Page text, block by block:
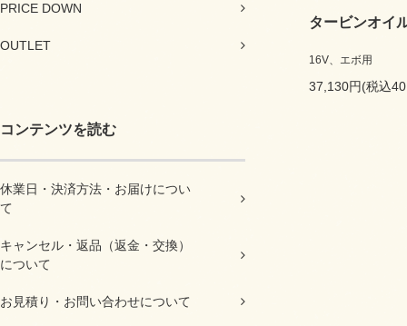
PRICE DOWN
OUTLET
コンテンツを読む
休業日・決済方法・お届けについ
て
キャンセル・返品（返金・交換）
について
お見積り・お問い合わせについて
タービンオイ
16V、エボ用
37,130円(税込